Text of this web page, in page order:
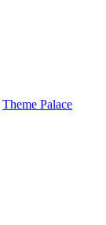
Theme Palace